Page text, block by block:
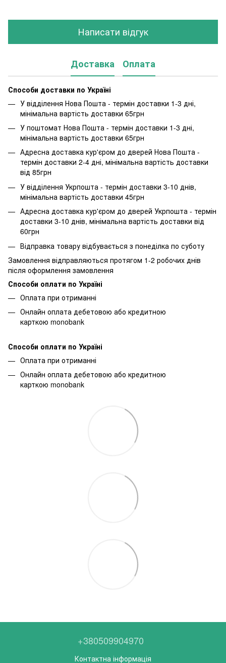
Написати відгук
Доставка Оплата
Способи доставки по Україні
У відділення Нова Пошта - термін доставки 1-3 дні,
мінімальна вартість доставки 65грн
У поштомат Нова Пошта - термін доставки 1-3 дні,
мінімальна вартість доставки 65грн
Адресна доставка кур'єром до дверей Нова Пошта -
термін доставки 2-4 дні, мінімальна вартість доставки
від 85грн
У відділення Укрпошта - термін доставки 3-10 днів,
мінімальна вартість доставки 45грн
Адресна доставка кур'єром до дверей Укрпошта - термін
доставки 3-10 днів, мінімальна вартість доставки від
60грн
Відправка товару відбувається з понеділка по суботу
Замовлення відправляються протягом 1-2 робочих днів
після оформлення замовлення
Способи оплати по Україні
Оплата при отриманні
Онлайн оплата дебетовою або кредитною
карткою monobank
Способи оплати по Україні
Оплата при отриманні
Онлайн оплата дебетовою або кредитною
карткою monobank
+380509904970
Контактна інформація